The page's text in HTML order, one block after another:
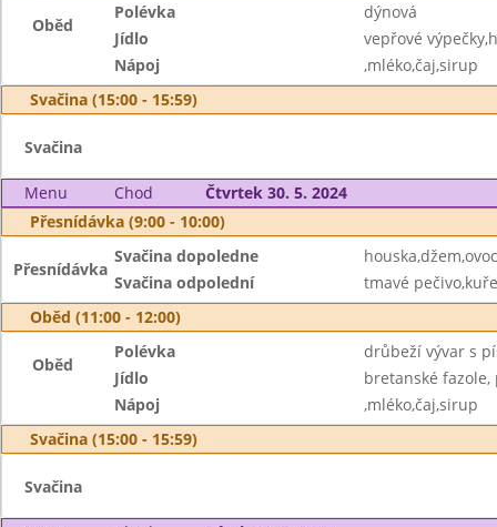
Oběd
Polévka
dýnová
Jídlo
vepřové
Nápoj
,mléko,čaj,sirup
Svačina (15:00 - 15:59)
Svačina
Menu Chod
Čtvrtek 30. 5. 2024
Přesnídávka (9:00 - 10:00)
Přesnídávka
Svačina dopoledne
Svačina odpolední
tmavé
Oběd (11:00 - 12:00)
Oběd
Polévka
drůbeží vývar s
Jídlo
bretanské fazole,
Nápoj
,mléko,čaj,sirup
Svačina (15:00 - 15:59)
Svačina